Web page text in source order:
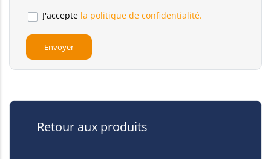
J'accepte la politique de confidentialité.
Retour aux produits